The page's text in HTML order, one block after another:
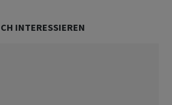
INTERESSIEREN